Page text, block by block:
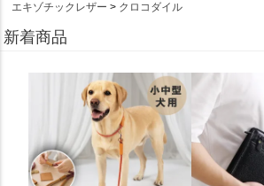
エキゾチックレザー
クロコダイル
新着商品